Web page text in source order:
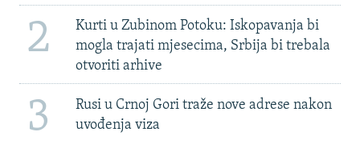
2
Kurti u Zubinom Potoku: Iskopavanja bi
mogla trajati mjesecima, Srbija bi trebala
otvoriti arhive
3
Rusi u Crnoj Gori traže nove adrese nakon
uvođenja viza